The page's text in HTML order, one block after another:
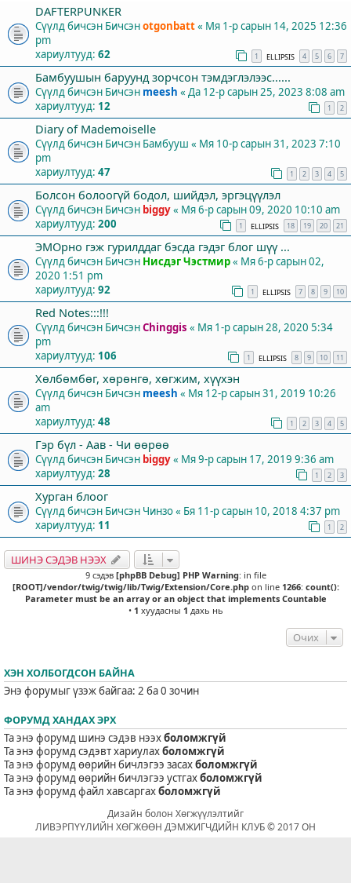
DAFTERPUNKER
Сүүлд бичсэн Бичсэнotgonbatt« Мя 1-р сарын 14, 2025 12:36
pm
хариултууд: 62 1 ELLIPSIS 4 5 6 7
Бамбуушын баруунд зорчсон тэмдэглэлээс......
Сүүлд бичсэн Бичсэн meesh « Да 12-р сарын 25, 2023 8:08 am
хариултууд: 12 1 2
Diary of Mademoiselle
Сүүлд бичсэн Бичсэн Бамбууш « Мя 10-р сарын 31, 2023 7:10
pm
хариултууд: 47 1 2 3 4 5
Болсон болоогүй бодол, шийдэл, эргэцүүлэл
Сүүлд бичсэн Бичсэн biggy« Мя 6-р сарын 09, 2020 10:10 am
хариултууд: 200 1 ELLIPSIS 18 19 20 21
ЭМОрно гэж гурилддаг бэсда гэдэг блог шүү ...
Сүүлд бичсэн Бичсэн Нисдэг Чэстмир« Мя 6-р сарын 02,
2020 1:51 pm
хариултууд: 92 1 ELLIPSIS 7 8 9 10
Red Notes:::!!!
Сүүлд бичсэн БичсэнChinggis « Мя 1-р сарын 28, 2020 5:34
pm
хариултууд: 106 1 ELLIPSIS 8 9 10 11
Хөлбөмбөг, хөрөнгө, хөгжим, хүүхэн
Сүүлд бичсэн Бичсэн meesh « Мя 12-р сарын 31, 2019 10:26
am
хариултууд: 48 1 2 3 4 5
Гэр бүл - Аав - Чи өөрөө
Сүүлд бичсэн Бичсэн biggy« Мя 9-р сарын 17, 2019 9:36 am
хариултууд: 28 1 2 3
Хурган блоог
Сүүлд бичсэн Бичсэн Чинзо« Бя 11-р сарын 10, 2018 4:37 pm
хариултууд: 11 1 2
ШИНЭ СЭДЭВ НЭЭХ
9 сэдэв [phpBB Debug] PHP Warning: in file
[ROOT]/vendor/twig/twig/lib/Twig/Extension/Core.phpon line 1266: count():
Parameter must be an array or an object that implements Countable
• 1 хуудасны 1 дахь нь
Очих
ХЭН ХОЛБОГДСОН БАЙНА
Энэ форумыг үзэж байгаа: 2 ба 0 зочин
ФОРУМД ХАНДАХ ЭРХ
Та энэ форумд шинэ сэдэв нээхболомжгүй
Та энэ форумд сэдэвт хариулахболомжгүй
Та энэ форумд өөрийн бичлэгээ засахболомжгүй
Та энэ форумд өөрийн бичлэгээ устгахболомжгүй
Та энэ форумд файл хавсаргахболомжгүй
Дизайн болон Хөгжүүлэлтийг
ЛИВЭРПҮҮЛИЙН ХӨГЖӨӨН ДЭМЖИГЧДИЙН КЛУБ © 2017 ОН